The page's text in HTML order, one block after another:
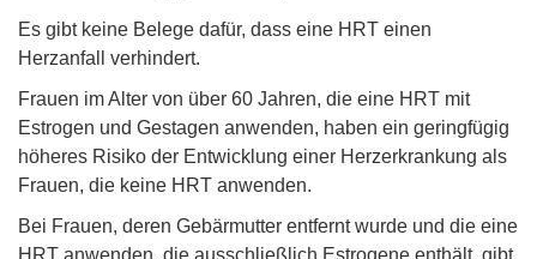
Es gibt keine Belege dafür, dass eine HRT einen
Herzanfall verhindert.
Frauen im Alter von über 60 Jahren, die eine HRT mit
Estrogen und Gestagen anwenden, haben ein geringfügig
höheres Risiko der Entwicklung einer Herzerkrankung als
Frauen, die keine HRT anwenden.
Bei Frauen, deren Gebärmutter entfernt wurde und die eine
HRT anwenden, die ausschließlich Estrogene enthält, gibt